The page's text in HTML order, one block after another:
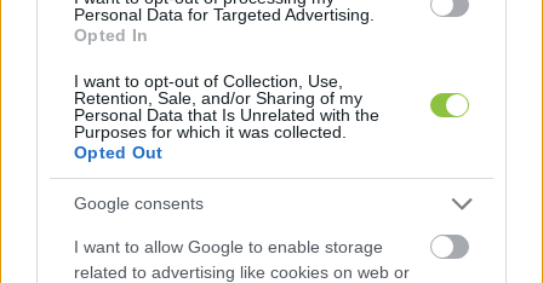
Personal Data for Targeted Advertising.
Opted In
I want to opt-out of Collection, Use,
Retention, Sale, and/or Sharing of my
Personal Data that Is Unrelated with the
Purposes for which it was collected.
Opted Out
Google consents
I want to allow Google to enable storage
related to advertising like cookies on web or
videót is a gödi Samsung-gyár ügye kapcsán,
amelyben többek között a Göd-ÉRT
Környezetvédelmi és Városvédő Egyesület tagjai
környezetvédelmi szennyezés már a város